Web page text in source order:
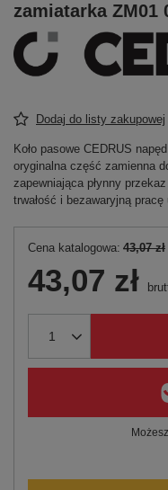
zamiatarka ZM01
Dodaj do listy zakupowej
Koło pasowe CEDRUS
oryginalna część zamienna
zapewniająca płynny
trwałość i bezawaryjną pracę
Cena katalogowa: 43,07 zł
43,07 zł